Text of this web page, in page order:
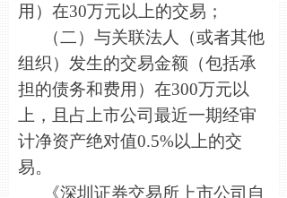
用）在30万元以上的交易；
（二）与关联法人（或者其他
组织）发生的交易金额（包括承
担的债务和费用）在300万元以
上，且占上市公司最近一期经审
计净资产绝对值0.5%以上的交
易。
《深圳证券交易所上市公司自